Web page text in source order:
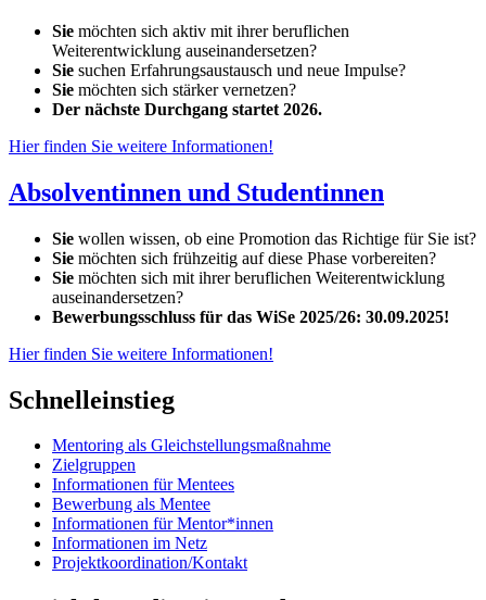
Sie möchten sich aktiv mit ihrer beruflichen
Weiterentwicklung auseinandersetzen?
Sie suchen Erfahrungsaustausch und neue Impulse?
Sie möchten sich stärker vernetzen?
Der nächste Durchgang startet 2026.
Hier finden Sie weitere Informationen!
Absolventinnen und Studentinnen
Sie wollen wissen, ob eine Promotion das Richtige für Sie ist?
Sie möchten sich frühzeitig auf diese Phase vorbereiten?
Sie möchten sich mit ihrer beruflichen Weiterentwicklung
auseinandersetzen?
Bewerbungsschluss für das WiSe 2025/26: 30.09.2025!
Hier finden Sie weitere Informationen!
Schnelleinstieg
Mentoring als Gleichstellungsmaßnahme
Zielgruppen
Informationen für Mentees
Bewerbung als Mentee
Informationen für Mentor*innen
Informationen im Netz
Projektkoordination/Kontakt